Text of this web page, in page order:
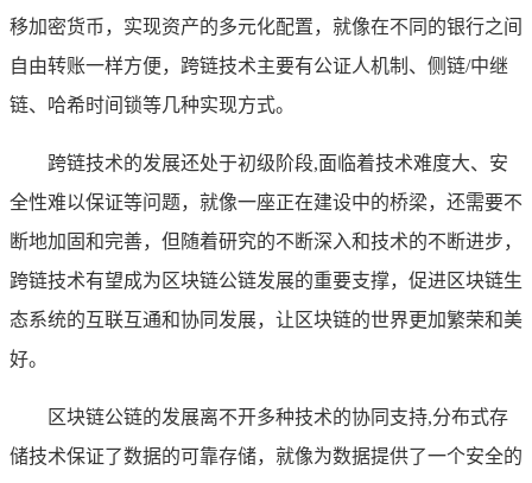
移加密货币，实现资产的多元化配置，就像在不同的银行之间
自由转账一样方便，跨链技术主要有公证人机制、侧链/中继
链、哈希时间锁等几种实现方式。
跨链技术的发展还处于初级阶段,面临着技术难度大、安
全性难以保证等问题，就像一座正在建设中的桥梁，还需要不
断地加固和完善，但随着研究的不断深入和技术的不断进步，
跨链技术有望成为区块链公链发展的重要支撑，促进区块链生
态系统的互联互通和协同发展，让区块链的世界更加繁荣和美
好。
区块链公链的发展离不开多种技术的协同支持,分布式存
储技术保证了数据的可靠存储，就像为数据提供了一个安全的